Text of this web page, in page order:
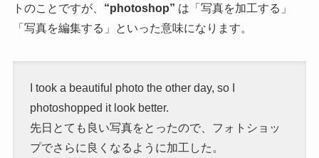
トのことですが、 “photoshop” は「写真を加工する」
「写真を編集する」といった意味になります。
I took a beautiful photo the other day, so I
photoshopped it look better.
先日とても良い写真をとったので、フォトショッ
プでさらに良くなるように加工した。